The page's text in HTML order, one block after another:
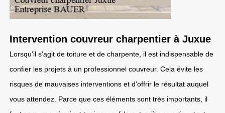
Intervention couvreur charpentier à Juxue
Lorsqu’il s’agit de toiture et de charpente, il est indispensable de
confier les projets à un professionnel couvreur. Cela évite les
risques de mauvaises interventions et d’offrir le résultat auquel
vous attendez. Parce que ces éléments sont très importants, il